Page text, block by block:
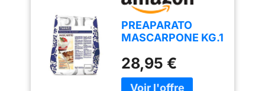
PREAPARATO
MASCARPONE KG.1
28,95 €